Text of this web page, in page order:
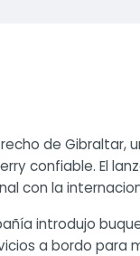
de Gibraltar,
confiable. El
con la
introdujo
a bordo para